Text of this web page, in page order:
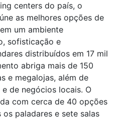
centers do país, o
as melhores opções de
um ambiente
sofisticação e
distribuídos em 17 mil
abriga mais de 150
e megalojas, além de
de negócios locais. O
com cerca de 40 opções
paladares e sete salas